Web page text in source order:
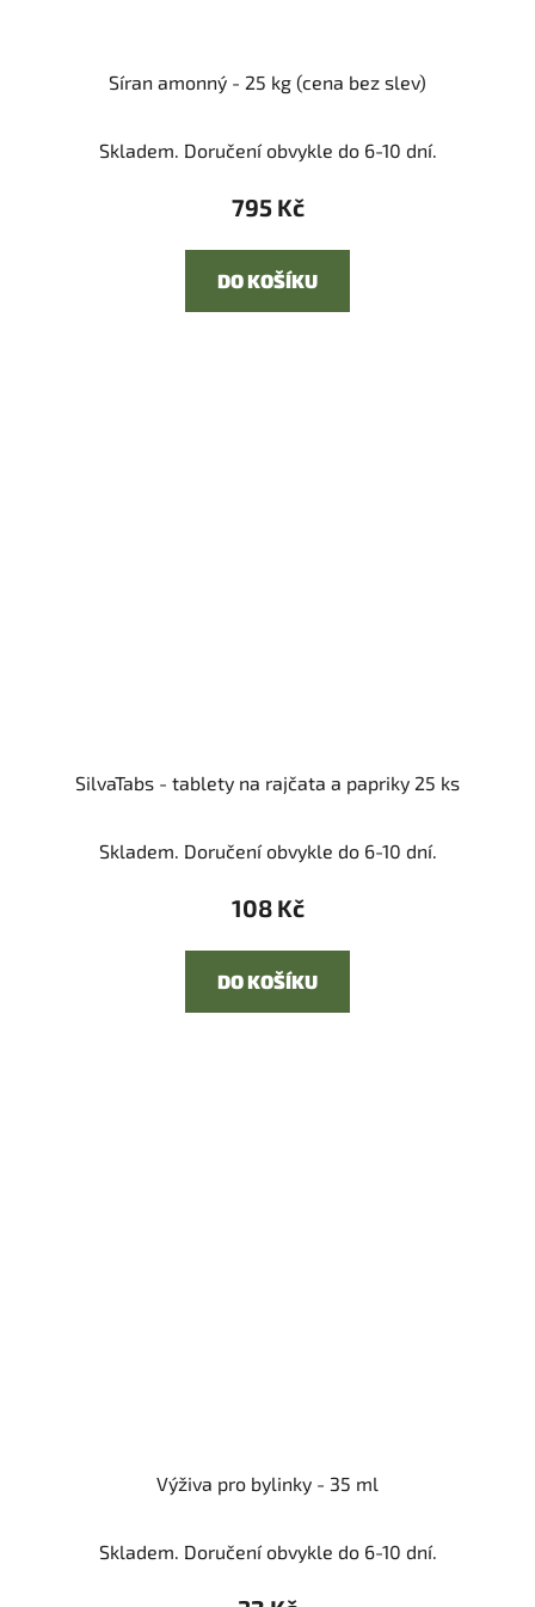
Síran amonný - 25 kg (cena bez slev)
Skladem. Doručení obvykle do 6-10 dní.
795 Kč
DO KOŠÍKU
SilvaTabs - tablety na rajčata a papriky 25 ks
Skladem. Doručení obvykle do 6-10 dní.
108 Kč
DO KOŠÍKU
Výživa pro bylinky - 35 ml
Skladem. Doručení obvykle do 6-10 dní.